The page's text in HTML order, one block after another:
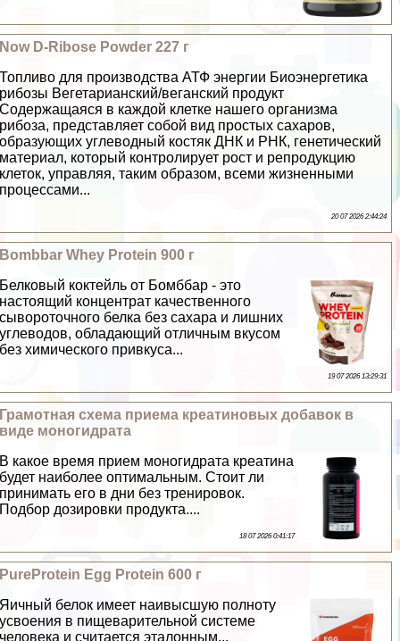
Now D-Ribose Powder 227 г
Топливо для производства АТФ энергии Биоэнергетика
рибозы Вегетарианский/веганский продукт
Содержащаяся в каждой клетке нашего организма
рибоза, представляет собой вид простых сахаров,
образующих углеводный костяк ДНК и РНК, генетический
материал, который контролирует рост и репродукцию
клеток, управляя, таким образом, всеми жизненными
процессами...
20 07 2026 2:44:24
Bombbar Whey Protein 900 г
Белковый коктейль от Бомббар - это
настоящий концентрат качественного
сывороточного белка без сахара и лишних
углеводов, обладающий отличным вкусом
без химического привкуса...
19 07 2026 13:29:31
Грамотная схема приема креатиновых добавок в
виде моногидрата
В какое время прием моногидрата креатина
будет наиболее оптимальным. Стоит ли
принимать его в дни без тренировок.
Подбор дозировки продукта....
18 07 2026 0:41:17
PureProtein Egg Protein 600 г
Яичный белок имеет наивысшую полноту
усвоения в пищеварительной системе
человека и считается эталонным...